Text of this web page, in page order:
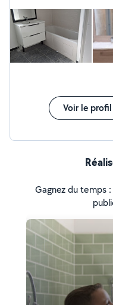
plomberie à
Voir le profil
Gagnez du temps